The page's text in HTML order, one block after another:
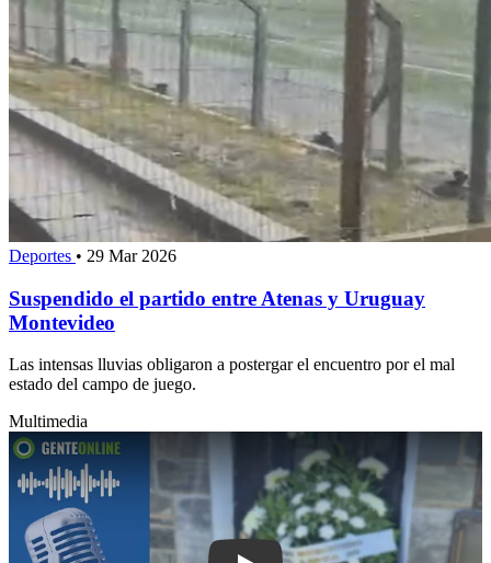
Deportes • 29 Mar 2026
Suspendido el partido entre Atenas y Uruguay
Montevideo
Las intensas lluvias obligaron a postergar el encuentro por el mal
estado del campo de juego.
Multimedia